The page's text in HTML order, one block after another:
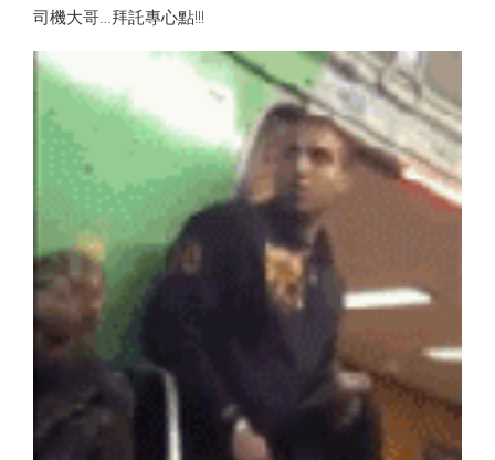
司機大哥…拜託專心點!!!